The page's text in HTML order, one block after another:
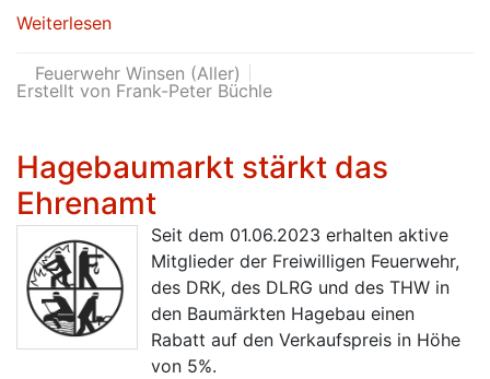
Weiterlesen
Feuerwehr Winsen (Aller)
Erstellt von Frank-Peter Büchle
Hagebaumarkt stärkt das
Ehrenamt
Seit dem 01.06.2023 erhalten aktive
Mitglieder der Freiwilligen Feuerwehr,
des DRK, des DLRG und des THW in
den Baumärkten Hagebau einen
Rabatt auf den Verkaufspreis in Höhe
von 5%.